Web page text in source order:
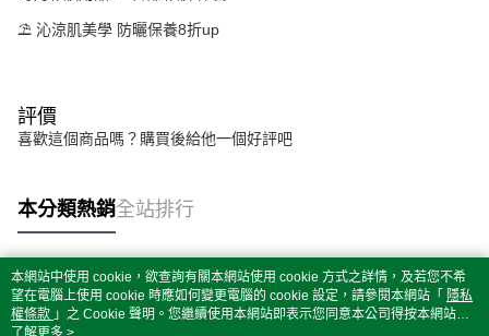
⛱️ 沁涼肌美學 防曬保養8折up
評價
喜歡這個商品嗎？購買後給他一個好評吧
本分類熱銷全站排行
熱門標籤
本網站中使用 cookie，欲查詢有關本網站使用 cookie 方式之詳情，及若您不希
望在電腦上使用 cookie 時應如何變更電腦的 cookie 設定，請參閱本網站「 隱私
權條款 」之 Cookie 聲明。您繼續使用本網站即表示您同意本公司得按本網站使
用條款之 Cookie 聲明使用 cookie。
了解更多 >